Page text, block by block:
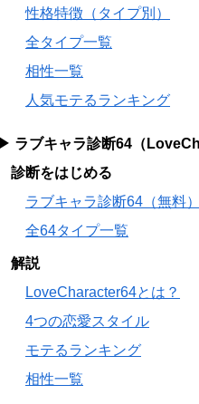
性格特徴（タイプ別）
全タイプ一覧
相性一覧
人気モテるランキング
▶ ラブキャラ診断64（
診断をはじめる
ラブキャラ診断64（無料）
全64タイプ一覧
解説
LoveCharacter64とは？
4つの恋愛スタイル
モテるランキング
相性一覧